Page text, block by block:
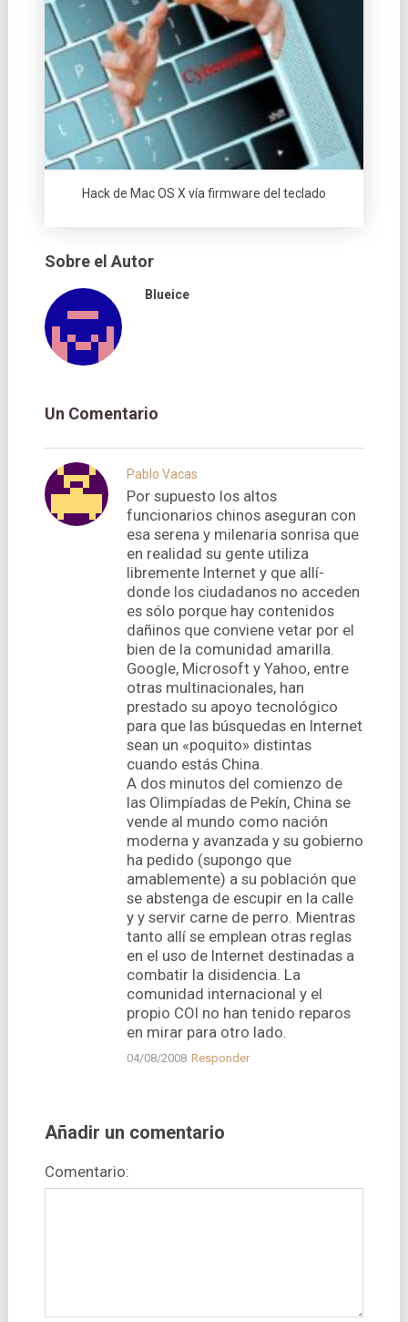
Hack de Mac OS X ví­a firmware del teclado
Sobre el Autor
Blueice
Un Comentario
Pablo Vacas
Por supuesto los altos
funcionarios chinos aseguran con
esa serena y milenaria sonrisa que
en realidad su gente utiliza
libremente Internet y que allí­
donde los ciudadanos no acceden
es sólo porque hay contenidos
dañinos que conviene vetar por el
bien de la comunidad amarilla.
Google, Microsoft y Yahoo, entre
otras multinacionales, han
prestado su apoyo tecnológico
para que las búsquedas en Internet
sean un «poquito» distintas
cuando estás China.
A dos minutos del comienzo de
las Olimpí­adas de Pekí­n, China se
vende al mundo como nación
moderna y avanzada y su gobierno
ha pedido (supongo que
amablemente) a su población que
se abstenga de escupir en la calle
y y servir carne de perro. Mientras
tanto allí­ se emplean otras reglas
en el uso de Internet destinadas a
combatir la disidencia. La
comunidad internacional y el
propio COI no han tenido reparos
en mirar para otro lado.
04/08/2008 Responder
Añadir un comentario
Comentario: